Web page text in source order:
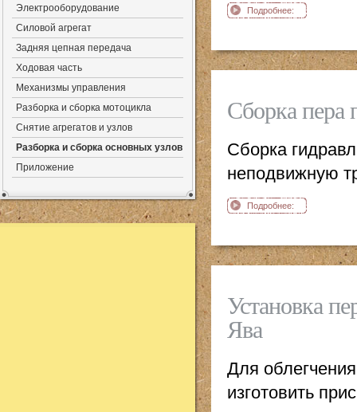
Электрооборудование
Силовой агрегат
Задняя цепная передача
Ходовая часть
Механизмы управления
Разборка и сборка мотоцикла
Снятие агрегатов и узлов
Разборка и сборка основных узлов
Приложение
Подробнее:
мотоцикл Ява
Сборка пера
Сборка
неподвижную
Подробнее:
мотоцикл Ява
Установка
Ява
Для
изготовить